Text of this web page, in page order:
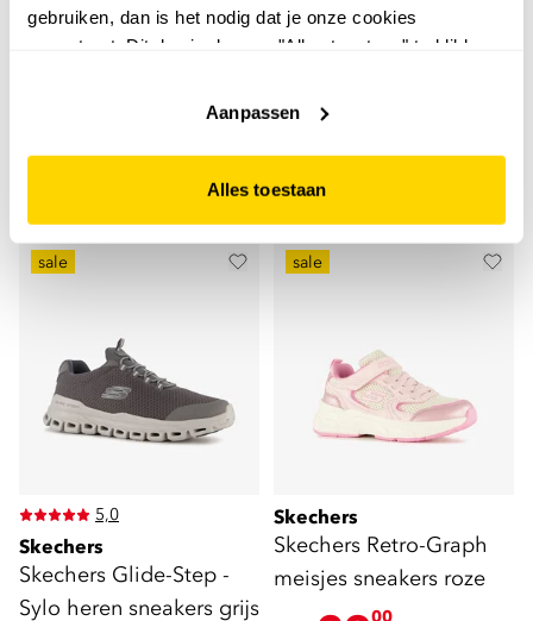
gebruiken, dan is het nodig dat je onze cookies
accepteert. Dit doe je door op "Alles toestaan" te klikken.
website niet optimaal functioneert.
Aanpassen
Alles toestaan
Skechers
Skechers Slip-ins
Skechers
Skechers Breathe-easy
49
sale
5,0
Skechers
Skechers Glide-Step -
Sylo heren sneakers grijs
sale
Skechers
Skechers Retro-Graph
meisjes sneakers roze
00